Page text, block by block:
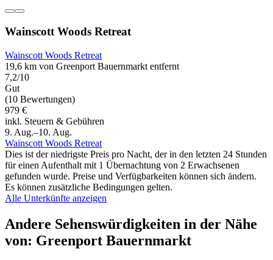
Wainscott Woods Retreat
Wainscott Woods Retreat
19,6 km von Greenport Bauernmarkt entfernt
7,2/10
Gut
(10 Bewertungen)
979 €
inkl. Steuern & Gebühren
9. Aug.–10. Aug.
Wainscott Woods Retreat
Dies ist der niedrigste Preis pro Nacht, der in den letzten 24 Stunden
für einen Aufenthalt mit 1 Übernachtung von 2 Erwachsenen
gefunden wurde. Preise und Verfügbarkeiten können sich ändern.
Es können zusätzliche Bedingungen gelten.
Alle Unterkünfte anzeigen
Andere Sehenswürdigkeiten in der Nähe
von: Greenport Bauernmarkt